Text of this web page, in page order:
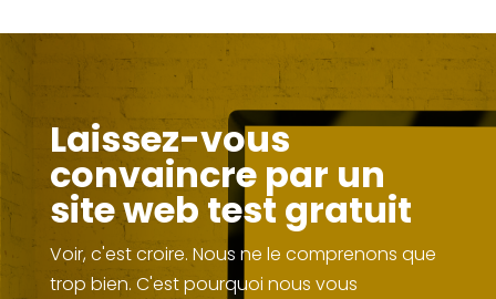
Laissez-vous
convaincre par un
site web test gratuit
Voir, c'est croire. Nous ne le comprenons que
trop bien. C'est pourquoi nous vous